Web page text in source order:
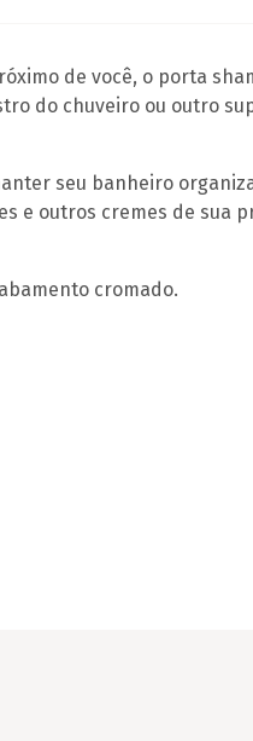
de você, o porta
do chuveiro ou outro
seu banheiro
e outros cremes de sua
cromado.